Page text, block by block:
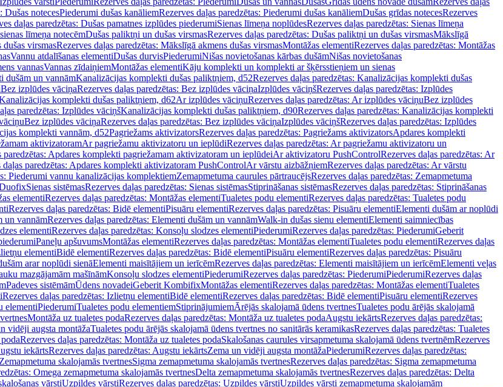
Dušas notecesPiederumi dušas kanāliemRezerves daļas paredzētas: Piederumi dušas kanāliemDušas grīdas notecesRezerves
daļas paredzētas: Dušas pamatnes izplūdes piederumiSienas līmeņa noplūdesRezerves daļas paredzētas: Sienas līmeņa
līmeņa notecēmDušas paliktņi un dušas virsmasRezerves daļas paredzētas: Dušas paliktņi un dušas virsmasMākslīgā
virsmasRezerves daļas paredzētas: Mākslīgā akmens dušas virsmasMontāžas elementiRezerves daļas paredzētas: Montāžas
Vannu atdalīšanas elementiDušas durvisPiederumiNišas novietošanas kārbas dušāmNišas novietošanas
vannasVannas zīdaiņiemMontāžas elementiKāju komplekti un komplekti ar šķērsstieņiem un sienas
dušām un vannāmKanalizācijas komplekti dušas paliktņiem, d52Rezerves daļas paredzētas: Kanalizācijas komplekti dušas
Bez izplūdes vāciņaRezerves daļas paredzētas: Bez izplūdes vāciņaIzplūdes vāciņšRezerves daļas paredzētas: Izplūdes
komplekti dušas paliktņiem, d62Ar izplūdes vāciņuRezerves daļas paredzētas: Ar izplūdes vāciņuBez izplūdes
paredzētas: Izplūdes vāciņšKanalizācijas komplekti dušas paliktņiem, d90Rezerves daļas paredzētas: Kanalizācijas komplekti
Bez izplūdes vāciņaRezerves daļas paredzētas: Bez izplūdes vāciņaIzplūdes vāciņšRezerves daļas paredzētas: Izplūdes
komplekti vannām, d52Pagriežams aktivizatorsRezerves daļas paredzētas: Pagriežams aktivizatorsApdares komplekti
aktivizatoramAr pagriežamu aktivizatoru un ieplūdiRezerves daļas paredzētas: Ar pagriežamu aktivizatoru un
paredzētas: Apdares komplekti pagriežamam aktivizatoram un ieplūdeiAr aktivizatoru PushControlRezerves daļas paredzētas: Ar
daļas paredzētas: Apdares komplekti aktivizatoram PushControlAr vārstu aizbāžņiemRezerves daļas paredzētas: Ar vārstu
Piederumi vannu kanalizācijas komplektiemZemapmetuma caurules pārtraucējsRezerves daļas paredzētas: Zemapmetuma
Sienas sistēmasRezerves daļas paredzētas: Sienas sistēmasStiprināšanas sistēmasRezerves daļas paredzētas: Stiprināšanas
elementiRezerves daļas paredzētas: Montāžas elementiTualetes podu elementiRezerves daļas paredzētas: Tualetes podu
Rezerves daļas paredzētas: Bidē elementiPisuāru elementiRezerves daļas paredzētas: Pisuāru elementiElementi dušām ar noplūdi
un vannāmRezerves daļas paredzētas: Elementi dušām un vannāmWalk-in dušas sienu elementiElementi saimniecības
elementiRezerves daļas paredzētas: Konsoļu slodzes elementiPiederumiRezerves daļas paredzētas: PiederumiGeberit
Paneļu apšuvumsMontāžas elementiRezerves daļas paredzētas: Montāžas elementiTualetes podu elementiRezerves daļas
elementiBidē elementiRezerves daļas paredzētas: Bidē elementiPisuāru elementiRezerves daļas paredzētas: Pisuāru
arar noplūdi sienāElementi maisītājiem un ierīcēmRezerves daļas paredzētas: Elementi maisītājiem un ierīcēmElementi veļas
mazgājamām mašīnāmKonsoļu slodzes elementiPiederumiRezerves daļas paredzētas: PiederumiPiederumiRezerves daļas
Padeves sistēmāmŪdens novadeiGeberit KombifixMontāžas elementiRezerves daļas paredzētas: Montāžas elementiTualetes
Rezerves daļas paredzētas: Izlietņu elementiBidē elementiRezerves daļas paredzētas: Bidē elementiPisuāru elementiRezerves
elementiPiederumiTualetes podu elementiemStiprinājumiemĀrējās skalojamā ūdens tvertnesTualetes podu ārējās skalojamā
Montāža uz tualetes podaRezerves daļas paredzētas: Montāža uz tualetes podaAugstu iekārtsRezerves daļas paredzētas:
vidēji augsta montāžaTualetes podu ārējās skalojamā ūdens tvertnes no sanitārās keramikasRezerves daļas paredzētas: Tualetes
Rezerves daļas paredzētas: Montāža uz tualetes podaSkalošanas caurules virsapmetuma skalojamā ūdens tvertnēmRezerves
iekārtsRezerves daļas paredzētas: Augstu iekārtsZema un vidēji augsta montāžaPiederumiRezerves daļas paredzētas:
Zemapmetuma skalojamās tvertnesSigma zemapmetuma skalojamās tvertnesRezerves daļas paredzētas: Sigma zemapmetuma
Omega zemapmetuma skalojamās tvertnesDelta zemapmetuma skalojamās tvertnesRezerves daļas paredzētas: Delta
vārstiUzpildes vārstiRezerves daļas paredzētas: Uzpildes vārstiUzpildes vārsti zemapmetuma skalojamām